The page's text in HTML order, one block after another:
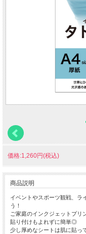
価格:1,260円(税込)
商品説明
イベントやスポーツ観戦、ラ
う！
ご家庭のインクジェットプリ
貼り付けもよれずに簡単◎
少し厚めなシートは肌に貼っ